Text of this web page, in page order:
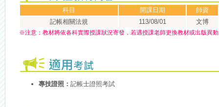
科目 開課日期
師資
記帳相關法規
113/08/01 文博
※注意： 教材將依各科實際授課狀況寄發，若遇授課老師更換教材或出版異
專技證照： 記帳士證照考試